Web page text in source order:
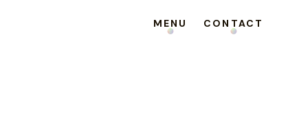
MENU CONTACT